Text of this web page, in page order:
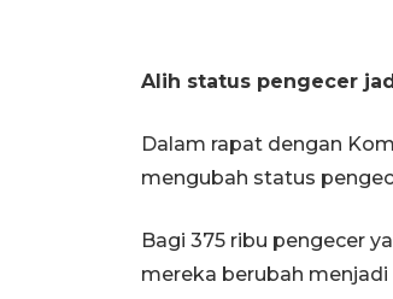
Alih status pengecer
Dalam rapat dengan
mengubah status
Bagi 375 ribu pengecer
mereka berubah